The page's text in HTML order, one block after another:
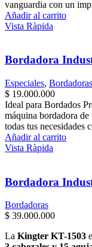
vanguardia con un
Añadir al carrito
Vista Ràpida
Bordadora
Especiales, Bordadoras
$ 19.000.000
Ideal para Bordados
máquina bordadora de
todas tus necesidades
Añadir al carrito
Vista Ràpida
Bordadora
Bordadoras
$ 39.000.000
La Kingter KT-1503